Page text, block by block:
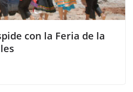
con la Feria de la